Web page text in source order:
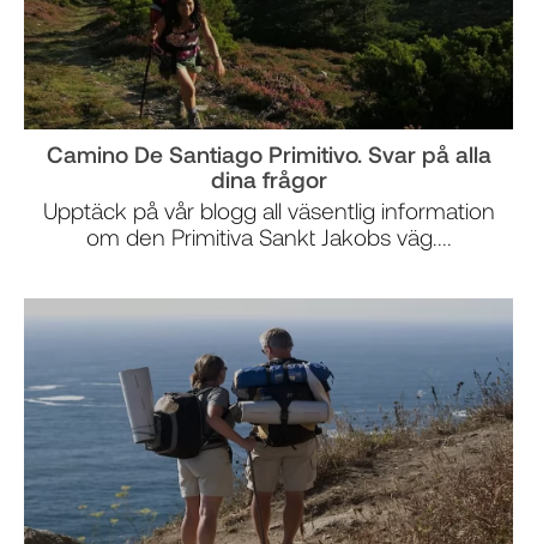
Camino De Santiago Primitivo. Svar på alla
dina frågor
Upptäck på vår blogg all väsentlig information
om den Primitiva Sankt Jakobs väg....